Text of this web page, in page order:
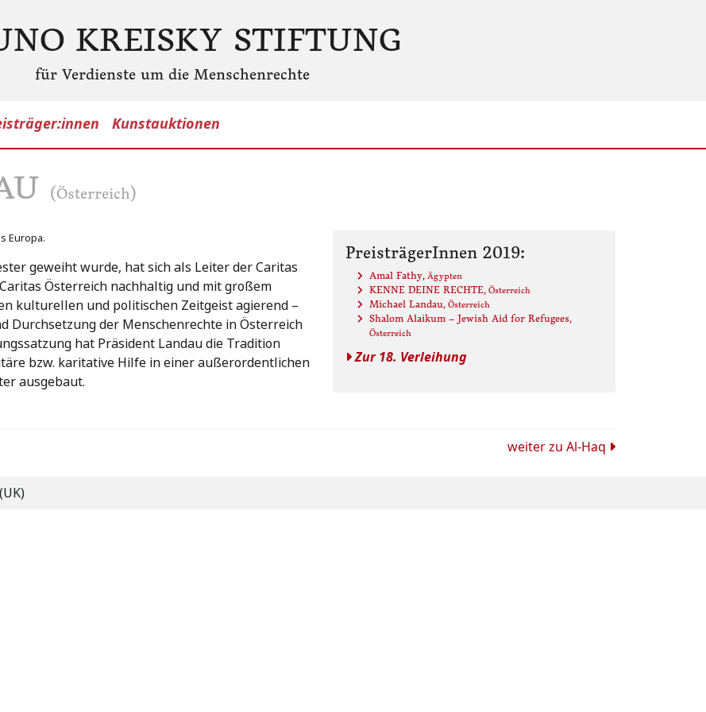
KREISKY STIFTUNG
für Verdienste um die Menschenrechte
Kunstauktionen
(Österreich)
Europa.
geweiht wurde, hat sich als Leiter der Caritas
Österreich nachhaltig und mit großem
kulturellen und politischen Zeitgeist agierend –
der Menschenrechte in Österreich
hat Präsident Landau die Tradition
bzw. karitative Hilfe in einer außerordentlichen
ausgebaut.
PreisträgerInnen 2019:
Amal Fathy, Ägypten
KENNE DEINE RECHTE, Österreich
Michael Landau, Österreich
Shalom Alaikum – Jewish Aid for Refugees,
Österreich
Zur 18. Verleihung
weiter zu Al-Haq